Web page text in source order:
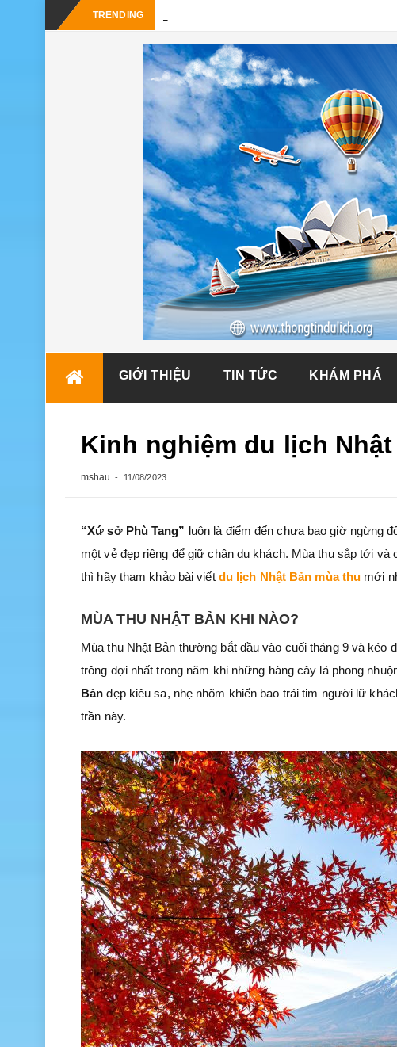
TRENDING
GIỚI THIỆU TIN TỨC KHÁM PHÁ
Kinh nghiệm du lịch
mshau 11/08/2023
“Xứ sở Phù Tang” luôn là điểm đến chưa bao giờ ngừng
một vẻ đẹp riêng để giữ chân du khách. Mùa thu sắp tới
thì hãy tham khảo bài viết du lịch Nhật Bản mùa thu mới
MÙA THU NHẬT BẢN KHI NÀO?
Mùa thu Nhật Bản thường bắt đầu vào cuối tháng 9 và
trông đợi nhất trong năm khi những hàng cây lá phong
Bản đẹp kiêu sa, nhẹ nhõm khiến bao trái tim người lữ
trần này.